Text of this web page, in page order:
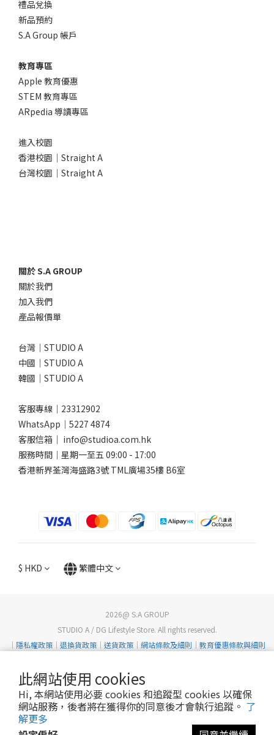
此網站使用 cookies
Hi, 本網站使用必要 cookies 和追蹤型 cookies 以確保
網站服務，後者將在獲得你的同意後才會執行追蹤。 了
解更多
禮品兌換
新品預約
S.A Group 帳戶
教育專區
Apple 教育優惠
STEM 教育專區
ARpedia 導讀專區
進入校園
香港校園｜Straight A
台灣校園｜Straight A
關於 S.A GROUP
關於我們
加入我們
產品報價單
台灣｜STUDIO A
中國｜STUDIO A
韓國｜STUDIO A
客服專線｜23312902
WhatsApp｜ 5227 4874
客服信箱｜ info@studioa.com.hk
服務時間｜星期一至五 09:00 - 17:00
香港新界荃灣海盛路3號 TML廣場35樓 B6室
$ HKD 繁體中文
2026@ S.A GROUP
STUDIO A / DG Lifestyle Store. All rights reserved.
｜ 隱私權政策 ｜ 退換貨政策 ｜ 送貨政策 ｜ 網站條款及細則 ｜ 教育優惠條款與細則